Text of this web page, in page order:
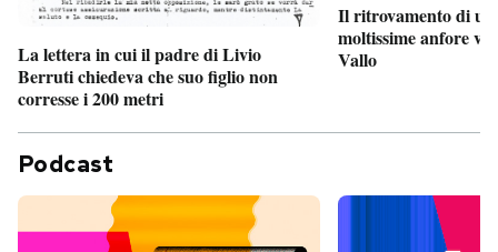
La lettera in cui il padre di Livio
Berruti chiedeva che suo figlio non
corresse i 200 metri
Il ritrovamento di
moltissime anfore
Vallo
Podcast